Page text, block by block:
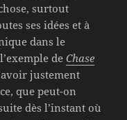
surtout
ses idées et à
dans le
deChase
justement
que peut-on
dès l’instant où